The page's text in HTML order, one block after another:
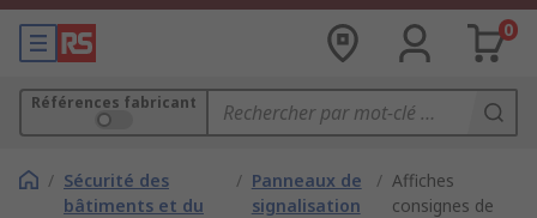
0
Références fabricant
/ Sécurité des
bâtiments et du
/ Panneaux de
signalisation
/ Affiches
consignes de